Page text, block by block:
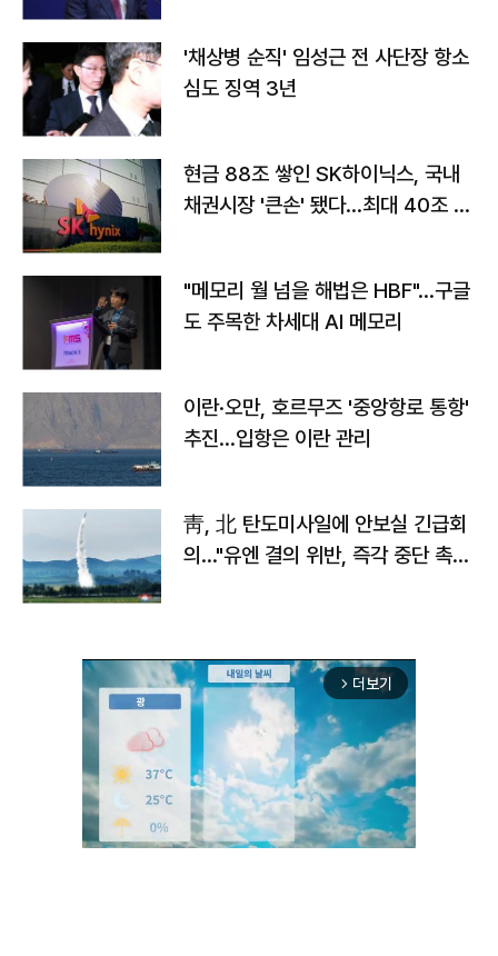
'채상병 순직' 임성근 전 사단장 항소
심도 징역 3년
현금 88조 쌓인 SK하이닉스, 국내
채권시장 '큰손' 됐다…최대 40조 투
"메모리 월 넘을 해법은 HBF"…구글
도 주목한 차세대 AI 메모리
이란·오만, 호르무즈 '중앙항로 통항'
추진…입항은 이란 관리
靑, 北 탄도미사일에 안보실 긴급회
의…"유엔 결의 위반, 즉각 중단 촉
arrow_forward_ios 더보기